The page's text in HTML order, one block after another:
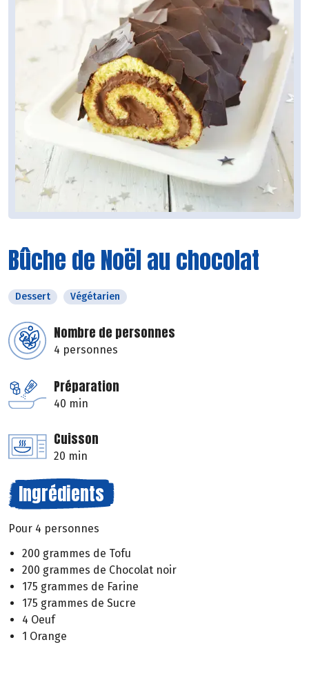
Bûche de Noël au chocolat
Dessert Végétarien
Nombre de personnes
4 personnes
Préparation
40 min
Cuisson
20 min
Ingrédients
Pour 4 personnes
200 grammes de Tofu
200 grammes de Chocolat noir
175 grammes de Farine
175 grammes de Sucre
4 Oeuf
1 Orange